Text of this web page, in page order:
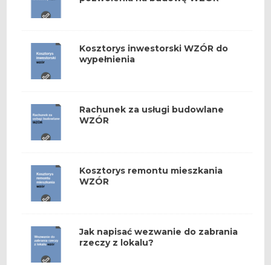
Kosztorys inwestorski WZÓR do
wypełnienia
Rachunek za usługi budowlane
WZÓR
Kosztorys remontu mieszkania
WZÓR
Jak napisać wezwanie do zabrania
rzeczy z lokalu?